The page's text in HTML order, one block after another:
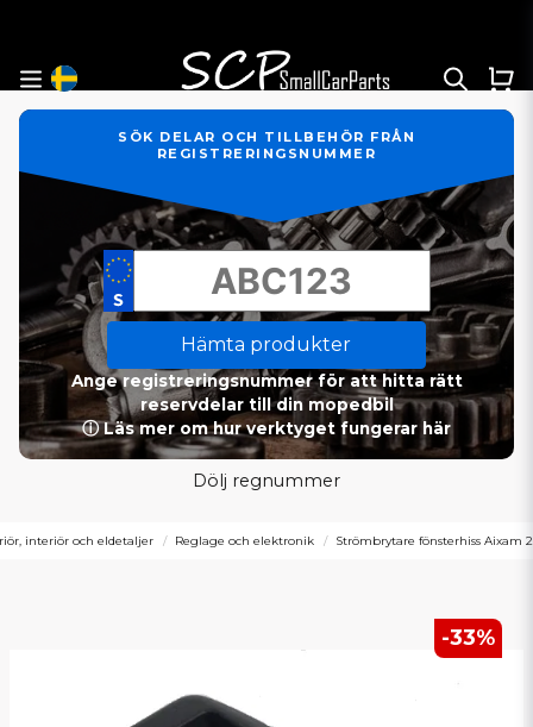
SÖK DELAR OCH TILLBEHÖR FRÅN
REGISTRERINGSNUMMER
Hämta produkter
Ange registreringsnummer för att hitta rätt
reservdelar till din mopedbil
ⓘ Läs mer om hur verktyget fungerar här
Dölj regnummer
interiör och eldetaljer Reglage och elektronik Strömbrytare fönsterhiss Aixam
-33%